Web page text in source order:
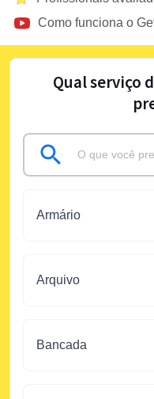
Como funciona o
Qual serviço
Armário
Arquivo
Bancada